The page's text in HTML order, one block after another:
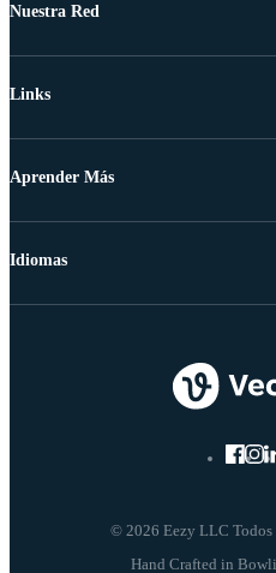
Nuestra Red
Links
Aprender Más
© 2026 Eezy LLC Todos
Idiomas